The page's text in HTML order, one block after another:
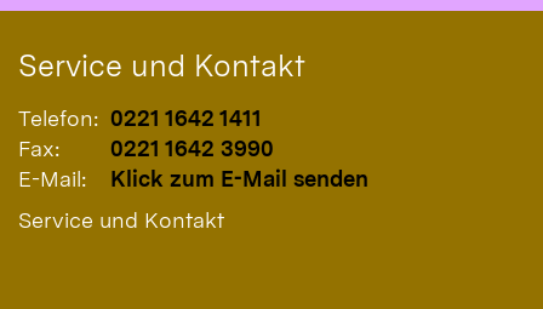
Service und Kontakt
Telefon: 0221 1642 1411
Fax:
0221 1642 3990
E-Mail:
Klick zum E-Mail senden
Service und Kontakt